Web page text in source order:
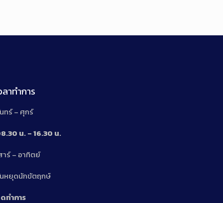
ลาทำการ
ทร์ – ศุกร์
น. – 16.30 น.
าร์ – อาทิตย์
หยุดนักขัตฤกษ์
ทำการ